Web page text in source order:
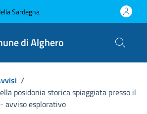
Sardegna
di Alghero
/
posidonia storica spiaggiata presso il
avviso esplorativo